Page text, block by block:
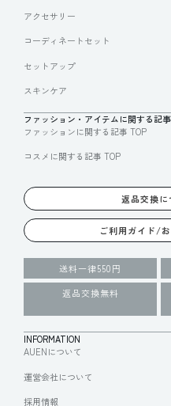
アクセサリー
コーディネートセット
セットアップ
スキンケア
ファッション・アイテムに関する記
ファッションに関する記事 TOP
コスメに関する記事 TOP
返品交換に
ご利用ガイド/
送料一律550円
返品交換無料
INFORMATION
AUENについて
運営会社について
採用情報